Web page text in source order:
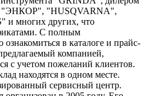
"HUSQVARNA",
и многих других, что
С полным
в каталоге и прайс-
компанией,
с учетом пожеланий клиентов.
находятся в одном месте.
сервисный центр.